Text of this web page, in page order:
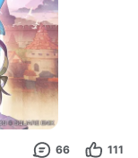
。
66 111